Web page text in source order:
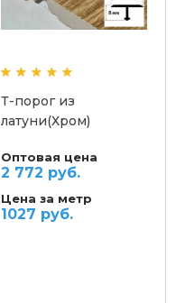
Т-порог из
латуни(Хром)
Оптовая цена
2 772 руб.
Цена за метр
1027 руб.